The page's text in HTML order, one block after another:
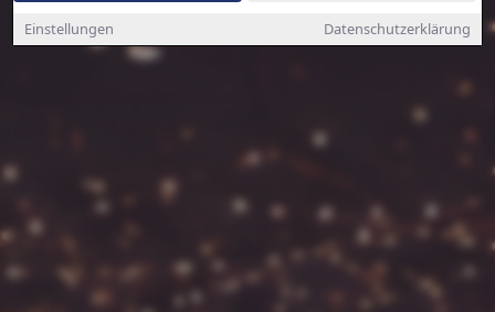
Einstellungen Datenschutzerklärung